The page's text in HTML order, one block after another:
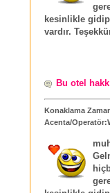
kesinlikle
vardır.
Bu otel
Konaklama
Acenta/